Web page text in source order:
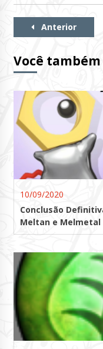
Continue
Anterior
Você
10/09/2020
Conclusão
Meltan e